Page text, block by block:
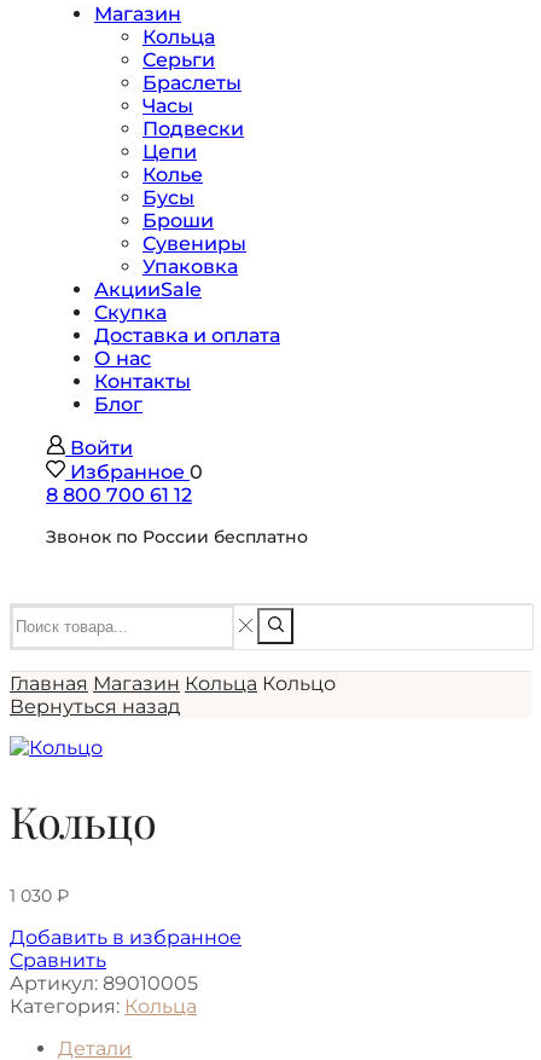
Магазин
Кольца
Серьги
Браслеты
Часы
Подвески
Цепи
Колье
Бусы
Броши
Сувениры
Упаковка
АкцииSale
Скупка
Доставка и оплата
О нас
Контакты
Блог
Войти
Избранное 0
8 800 700 61 12
Звонок по России бесплатно
Главная Магазин Кольца Кольцо
Вернуться назад
Кольцо
1 030 ₽
Добавить в избранное
Сравнить
Артикул: 89010005
Категория: Кольца
Детали